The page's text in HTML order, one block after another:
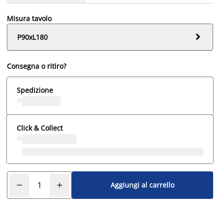
Misura tavolo
P90xL180

Consegna o ritiro?
Spedizione
Click & Collect
Aggiungi al carrello